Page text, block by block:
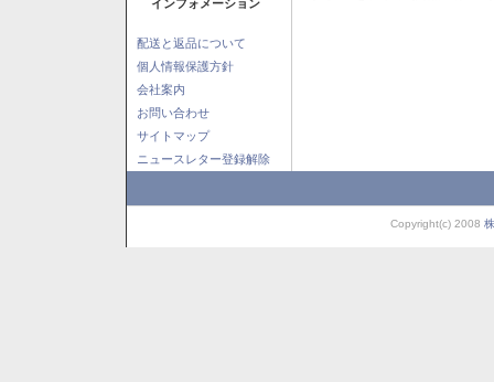
インフォメーション
配送と返品について
個人情報保護方針
会社案内
お問い合わせ
サイトマップ
ニュースレター登録解除
Copyright(c) 2008